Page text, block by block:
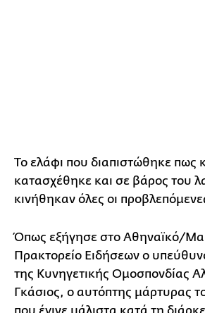
Το ελάφι που διαπιστώθηκε πως
κατασχέθηκε και σε βάρος του
κινήθηκαν όλες οι
Όπως εξήγησε στο Αθηναϊκό/
Πρακτορείο Ειδήσεων ο
της Κυνηγετικής Ομοσπονδίας
Γκάσιος, ο αυτόπτης μάρτυρας
που έγινε μάλιστα κατά τη